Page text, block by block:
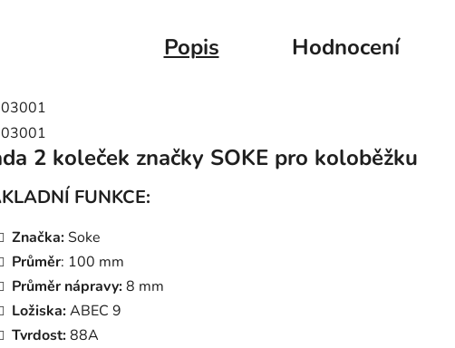
Popis Hodnocení
2 koleček značky SOKE pro koloběžku
FUNKCE:
Značka:Soke
Průměr: 100 mm
Průměr nápravy:8 mm
Ložiska:ABEC 9
Tvrdost:88A